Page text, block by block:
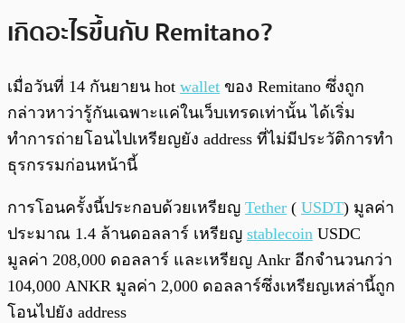
เกิดอะไรขึ้นกับ Remitano?
เมื่อวันที่ 14 กันยายน hot wallet ของ Remitano ซึ่งถูก
กล่าวหาว่ารู้กันเฉพาะแค่ในเว็บเทรดเท่านั้น ได้เริ่ม
ทำการถ่ายโอนไปเหรียญยัง address ที่ไม่มีประวัติการทำ
ธุรกรรมก่อนหน้านี้
การโอนครั้งนี้ประกอบด้วยเหรียญ Tether ( USDT) มูลค่า
ประมาณ 1.4 ล้านดอลลาร์ เหรียญ stablecoin USDC
มูลค่า 208,000 ดอลลาร์ และเหรียญ Ankr อีกจำนวนกว่า
104,000 ANKR มูลค่า 2,000 ดอลลาร์ซึ่งเหรียญเหล่านี้ถูก
โอนไปยัง address